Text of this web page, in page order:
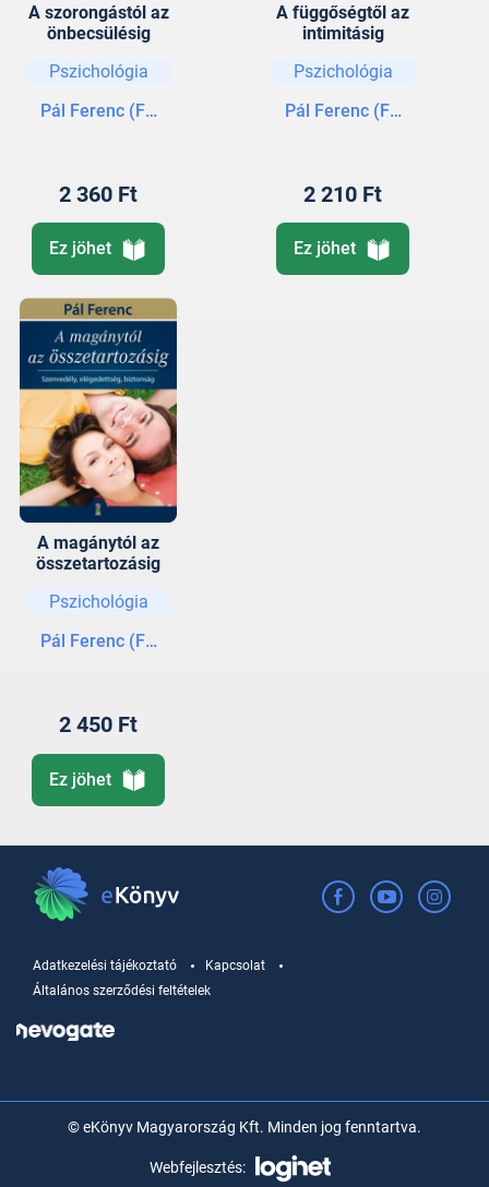
A szorongástól az
önbecsülésig
Pszichológia
Pál Ferenc (Feri atya)
2 360 Ft
Ez jöhet
A függőségtől az
intimitásig
Pszichológia
Pál Ferenc (Feri atya)
2 210 Ft
Ez jöhet
A magánytól az
összetartozásig
Pszichológia
Pál Ferenc (Feri atya)
2 450 Ft
Ez jöhet
Adatkezelési tájékoztató
Kapcsolat
Általános szerződési feltételek
© eKönyv Magyarország Kft. Minden jog fenntartva.
Webfejlesztés: